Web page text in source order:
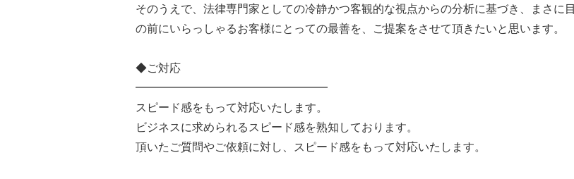
そのうえで、法律専門家としての冷静かつ客観的な視点からの分析に基づき、まさに目
の前にいらっしゃるお客様にとっての最善を、ご提案をさせて頂きたいと思います。
◆ご対応
━━━━━━━━━━━━━━━━━
スピード感をもって対応いたします。
ビジネスに求められるスピード感を熟知しております。
頂いたご質問やご依頼に対し、スピード感をもって対応いたします。